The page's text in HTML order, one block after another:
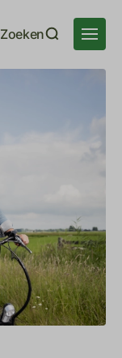
Zoeken